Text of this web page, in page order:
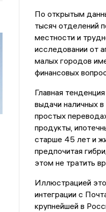
По открытым
тысяч отделений
местности и
исследовании от
малых городов
финансовых
Главная
выдачи наличных
простых
продукты,
старше 45 лет и
предпочитая
этом не тратить
Иллюстрацией
интеграции с
крупнейшей в